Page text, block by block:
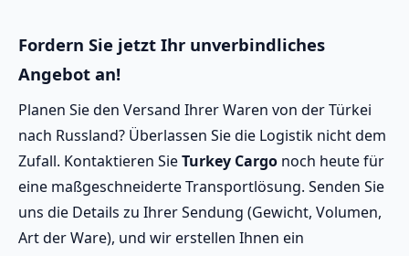
Fordern Sie jetzt Ihr unverbindliches
Angebot an!
Planen Sie den Versand Ihrer Waren von der Türkei
nach Russland? Überlassen Sie die Logistik nicht dem
Zufall. Kontaktieren SieTurkey Cargo noch heute für
eine maßgeschneiderte Transportlösung. Senden Sie
uns die Details zu Ihrer Sendung (Gewicht, Volumen,
Art der Ware), und wir erstellen Ihnen ein